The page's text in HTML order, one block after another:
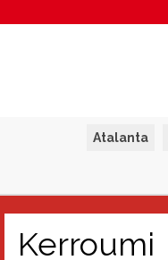
Atalanta
Kerroumi